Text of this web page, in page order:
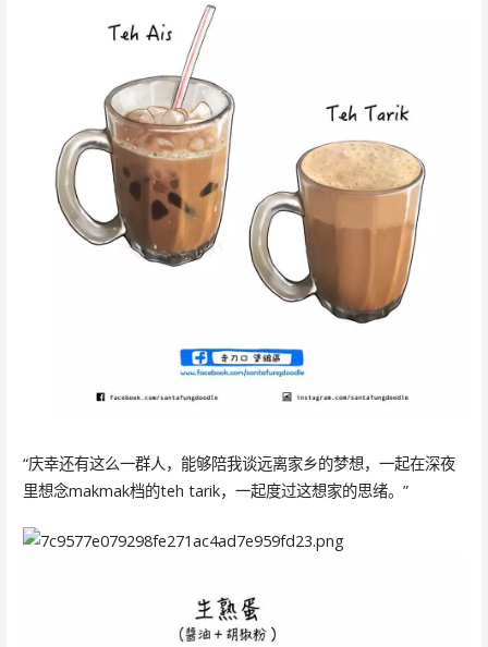
“庆幸还有这么一群人，能够陪我谈远离家乡的梦想，一起在深夜
里想念makmak档的teh tarik，一起度过这想家的思绪。”